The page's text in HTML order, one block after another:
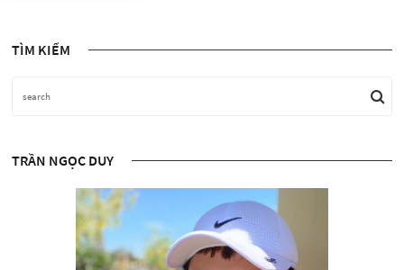
TÌM KIẾM
TRẦN NGỌC DUY